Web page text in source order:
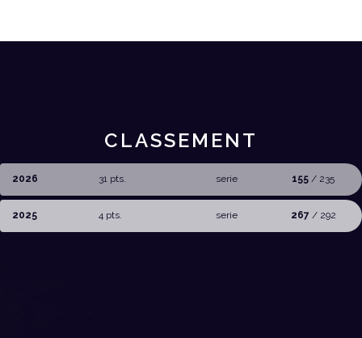
CLASSEMENT
2026 31 pts. serie 155 / 235
2025 4 pts. serie 267/ 292